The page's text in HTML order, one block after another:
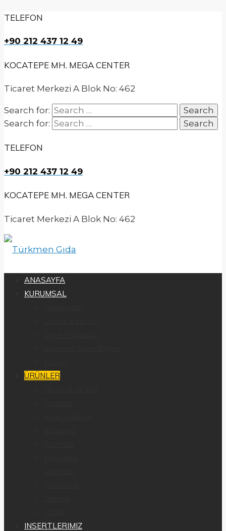
TELEFON
+90 212 437 12 49
KOCATEPE MH. MEGA CENTER
Ticaret Merkezi A Blok No: 462
Search for:
Search for:
TELEFON
+90 212 437 12 49
KOCATEPE MH. MEGA CENTER
Ticaret Merkezi A Blok No: 462
ANASAYFA
KURUMSAL
ÜRÜNLER
INSERTLERIMIZ